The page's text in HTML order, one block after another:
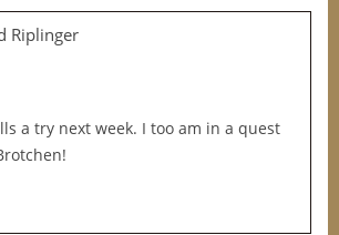
Riplinger
a try next week. I too am in a quest